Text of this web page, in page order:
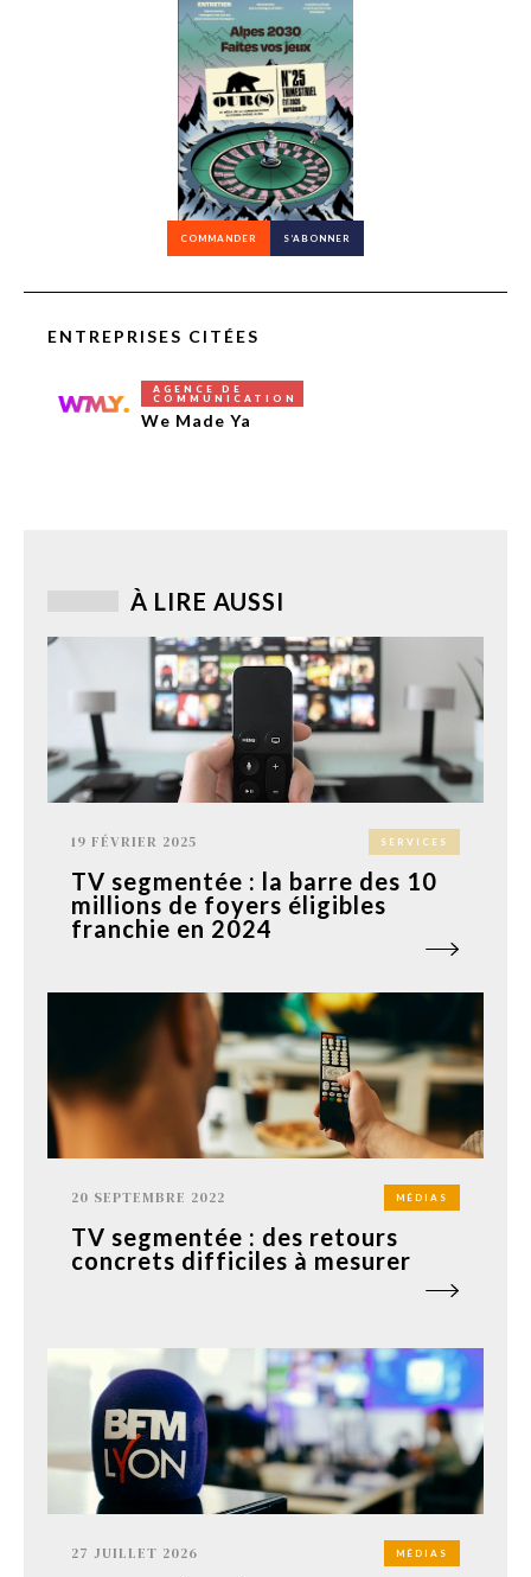
COMMANDER S’ABONNER
ENTREPRISES CITÉES
AGENCE DE
COMMUNICATION
We Made Ya
À LIRE AUSSI
19 FÉVRIER 2025 SERVICES
TV segmentée : la barre des 10
millions de foyers éligibles
franchie en 2024
20 SEPTEMBRE 2022 MÉDIAS
TV segmentée : des retours
concrets difficiles à mesurer
27 JUILLET 2026 MÉDIAS